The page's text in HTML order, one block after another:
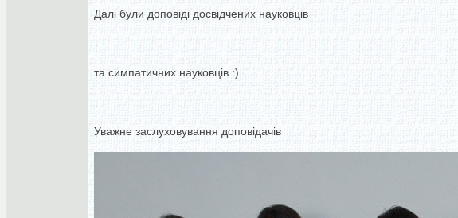
Далі були доповіді досвідчених науковців
та симпатичних науковців :)
Уважне заслуховування доповідачів